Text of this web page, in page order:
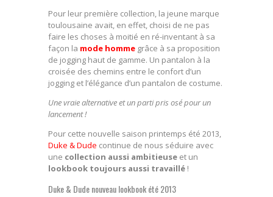
Pour leur première collection, la jeune marque
toulousaine avait, en effet, choisi de ne pas
faire les choses à moitié en ré-inventant à sa
façon la mode homme grâce à sa proposition
de jogging haut de gamme. Un pantalon à la
croisée des chemins entre le confort d’un
jogging et l’élégance d’un pantalon de costume.
Une vraie alternative et un parti pris osé pour un
lancement !
Pour cette nouvelle saison printemps été 2013,
Duke & Dude continue de nous séduire avec
une collection aussi ambitieuse et un
lookbook toujours aussi travaillé !
Duke & Dude nouveau lookbook été 2013